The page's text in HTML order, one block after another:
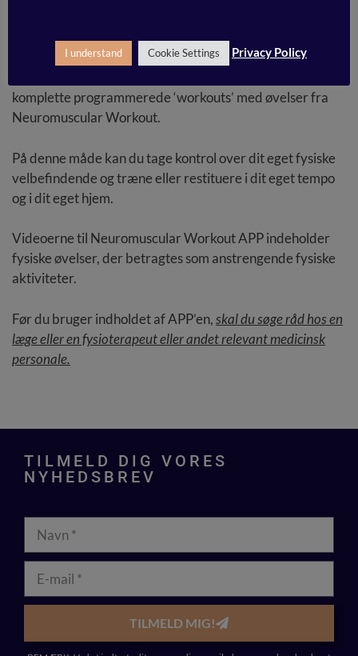
Når du brugerAPP’en, kan du vælge individuelle øvelser
inden for disse kategorier og følge videoerne for den
komplette programmerede ‘workouts’ med øvelser fra
Neuromuscular Workout.
På denne måde kan du tage kontrol over dit eget fysiske
velbefindende og træne eller restituere i dit eget tempo
og i dit eget hjem.
Videoerne til Neuromuscular Workout APP indeholder
fysiske øvelser, der betragtes som anstrengende fysiske
aktiviteter.
Før du bruger indholdet af APP’en,skal du søge råd hos en
læge eller en fysioterapeut eller andet relevant medicinsk
personale.
TILMELD DIG VORES
NYHEDSBREV
TILMELD MIG!
I understand Cookie Settings Privacy Policy